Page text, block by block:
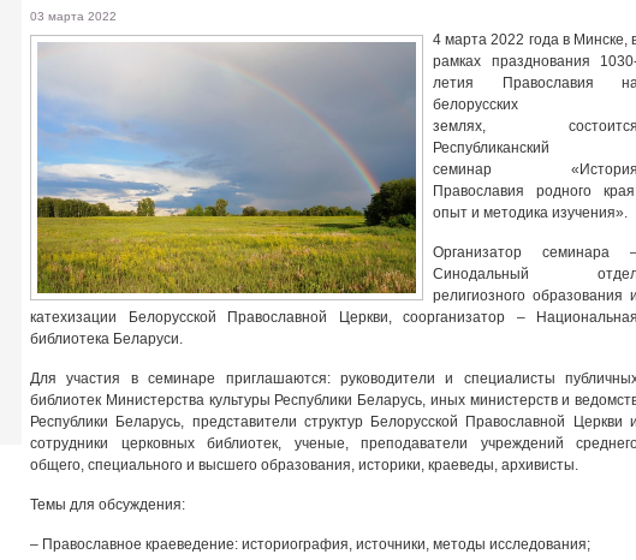
03 марта 2022
4 марта 2022 года в Минске,
рамках празднования
летия Православия
белорусских
землях, состоится
Республиканский
семинар «История
Православия родного
опыт и методика изучения».
Организатор семинара
Синодальный
религиозного образования и
катехизации Белорусской Православной Церкви, соорганизатор – Национальная
библиотека Беларуси.
Для участия в семинаре приглашаются: руководители и специалисты
библиотек Министерства культуры Республики Беларусь, иных министерств и
Республики Беларусь, представители структур Белорусской Православной Церкви и
сотрудники церковных библиотек, ученые, преподаватели учреждений
общего, специального и высшего образования, историки, краеведы, архивисты.
Темы для обсуждения:
– Православное краеведение: историография, источники, методы исследования;